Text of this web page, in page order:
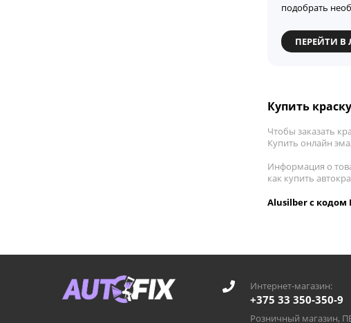
подобрать
ПЕРЕЙТИ
Купить
Чтобы заказать
Купить онлайн
Информация о
как купить
Alusilber с кодом
Интернет-магазин:
+375 33 350-350-9
Розничный магазин,